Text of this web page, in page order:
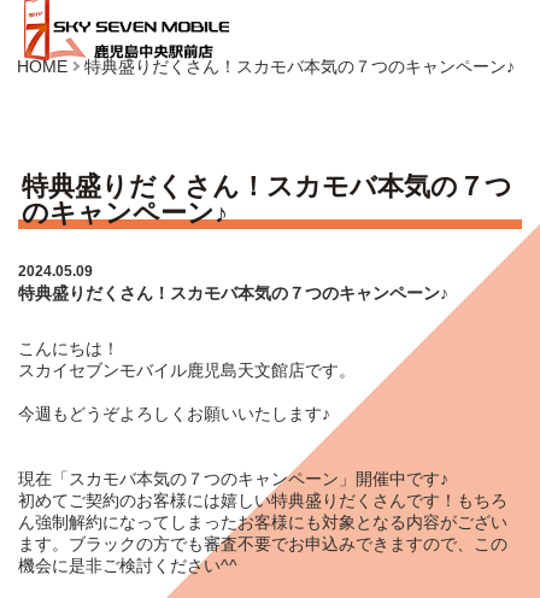
HOME 特典盛りだくさん！スカモバ本気の７つのキャンペーン♪
特典盛りだくさん！スカモバ本気の７つ
のキャンペーン♪
2024.05.09
特典盛りだくさん！スカモバ本気の７つのキャンペーン♪
こんにちは！
スカイセブンモバイル鹿児島天文館店です。
今週もどうぞよろしくお願いいたします♪
現在「スカモバ本気の７つのキャンペーン」開催中です♪
初めてご契約のお客様には嬉しい特典盛りだくさんです！もちろ
ん強制解約になってしまったお客様にも対象となる内容がござい
ます。ブラックの方でも審査不要でお申込みできますので、この
機会に是非ご検討ください^^